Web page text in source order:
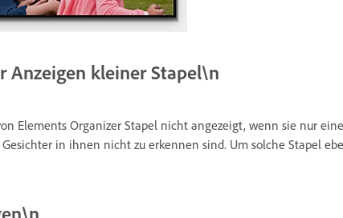
Anzeigen kleiner Stapel\n
Elements Organizer Stapel nicht angezeigt, wenn sie nur
in ihnen nicht zu erkennen sind. Um solche Stapel